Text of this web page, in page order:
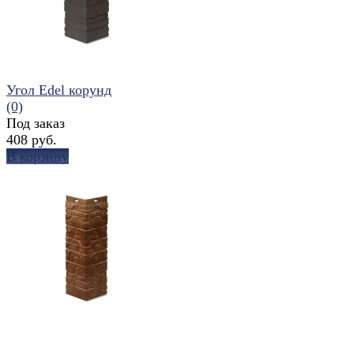
сравнить
Угол Edel корунд
(0)
Под заказ
408 руб.
В корзину